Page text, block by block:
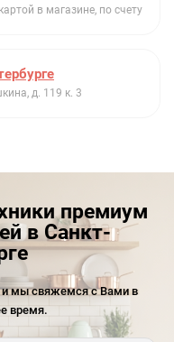
в магазине, по счету
д. 119 к. 3
премиум
в Санкт-
и мы свяжемся с Вами в
время.